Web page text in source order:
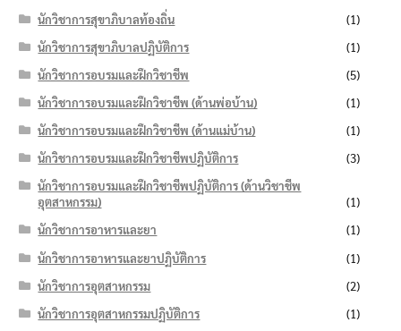
นักวิชาการสุขาภิบาลท้องถิ่น
(1)
นักวิชาการสุขาภิบาลปฏิบัติการ
(1)
นักวิชาการอบรมและฝึกวิชาชีพ
(5)
นักวิชาการอบรมและฝึกวิชาชีพ (ด้านพ่อบ้าน)
(1)
นักวิชาการอบรมและฝึกวิชาชีพ (ด้านแม่บ้าน)
(1)
นักวิชาการอบรมและฝึกวิชาชีพปฏิบัติการ
(3)
นักวิชาการอบรมและฝึกวิชาชีพปฏิบัติการ (ด้านวิชาชีพ
อุตสาหกรรม)
(1)
นักวิชาการอาหารและยา
(1)
นักวิชาการอาหารและยาปฏิบัติการ
(1)
นักวิชาการอุตสาหกรรม
(2)
นักวิชาการอุตสาหกรรมปฏิบัติการ
(1)